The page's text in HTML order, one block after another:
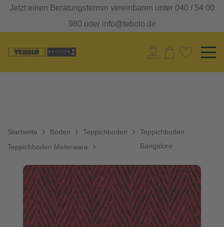
Jetzt einen Beratungstermin vereinbaren unter 040 / 54 00
980 oder info@tebolo.de
Startseite Boden
Teppichboden
Teppichboden Meterware
Teppichboden
Bangalore